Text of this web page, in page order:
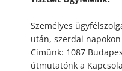
Személyes
után, szerdai
Címünk: 1087
útmutatónk a